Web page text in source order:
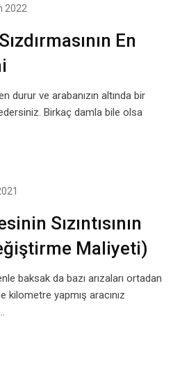
2022
En
durur ve arabanızın altında bir
Birkaç damla bile olsa
Sızıntısının
Maliyeti)
baksak da bazı arızaları ortadan
kilometre yapmış aracınız